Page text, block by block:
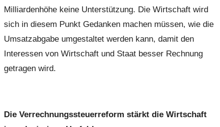
Milliardenhöhe keine Unterstützung. Die Wirtschaft wird
sich in diesem Punkt Gedanken machen müssen, wie die
Umsatzabgabe umgestaltet werden kann, damit den
Interessen von Wirtschaft und Staat besser Rechnung
getragen wird.
Die Verrechnungssteuerreform stärkt die Wirtschaft